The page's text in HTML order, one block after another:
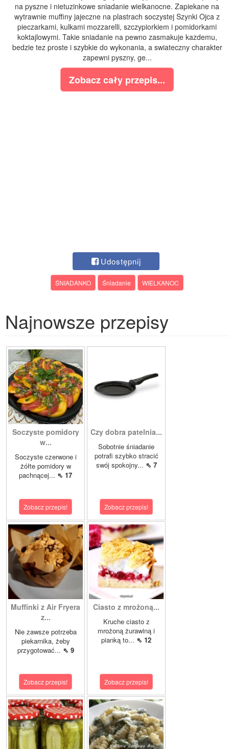
na pyszne i nietuzinkowe sniadanie wielkanocne. Zapiekane na
wytrawnie muffiny jajeczne na plastrach soczystej Szynki Ojca z
pieczarkami, kulkami mozzarelli, szczypiorkiem i pomidorkami
koktajlowymi. Takie sniadanie na pewno zasmakuje kazdemu,
bedzie tez proste i szybkie do wykonania, a swiateczny charakter
zapewni pyszny, ge...
Zobacz cały przepis...
Udostępnij
ŚNIADANKO Śniadanie WIELKANOC
Najnowsze przepisy
Soczyste pomidory
w...
Soczyste czerwone i
żółte pomidory w
pachnącej... ⇖ 17
Zobacz przepis!
Czy dobra patelnia...
Sobotnie śniadanie
potrafi szybko stracić
swój spokojny... ⇖ 7
Zobacz przepis!
Muffinki z Air Fryera
z...
Nie zawsze potrzeba
piekarnika, żeby
przygotować... ⇖ 9
Zobacz przepis!
Ciasto z mrożoną...
Kruche ciasto z
mrożoną żurawiną i
pianką to... ⇖ 12
Zobacz przepis!